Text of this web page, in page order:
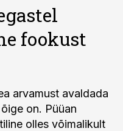
fookust
arvamust avaldada
on. Püüan
olles võimalikult